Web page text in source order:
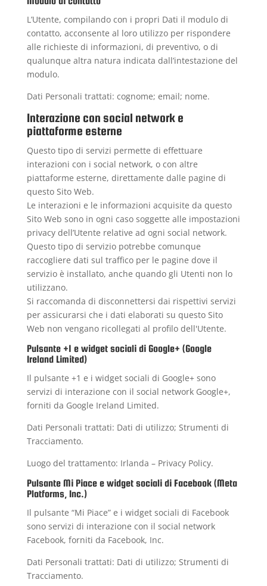
L’Utente, compilando con i propri Dati il modulo di
contatto, acconsente al loro utilizzo per rispondere
alle richieste di informazioni, di preventivo, o di
qualunque altra natura indicata dall’intestazione del
modulo.
Dati Personali trattati: cognome; email; nome.
Interazione con social network e
piattaforme esterne
Questo tipo di servizi permette di effettuare
interazioni con i social network, o con altre
piattaforme esterne, direttamente dalle pagine di
questo Sito Web.
Le interazioni e le informazioni acquisite da questo
Sito Web sono in ogni caso soggette alle impostazioni
privacy dell’Utente relative ad ogni social network.
Questo tipo di servizio potrebbe comunque
raccogliere dati sul traffico per le pagine dove il
servizio è installato, anche quando gli Utenti non lo
utilizzano.
Si raccomanda di disconnettersi dai rispettivi servizi
per assicurarsi che i dati elaborati su questo Sito
Web non vengano ricollegati al profilo dell'Utente.
Pulsante +1 e widget sociali di Google+ (Google
Ireland Limited)
Il pulsante +1 e i widget sociali di Google+ sono
servizi di interazione con il social network Google+,
forniti da Google Ireland Limited.
Dati Personali trattati: Dati di utilizzo; Strumenti di
Tracciamento.
Luogo del trattamento: Irlanda – Privacy Policy.
Pulsante Mi Piace e widget sociali di Facebook (Meta
Platforms, Inc.)
Il pulsante “Mi Piace” e i widget sociali di Facebook
sono servizi di interazione con il social network
Facebook, forniti da Facebook, Inc.
Dati Personali trattati: Dati di utilizzo; Strumenti di
Tracciamento.